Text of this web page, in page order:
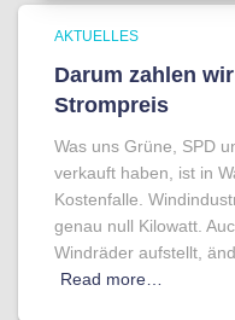
AKTUELLES
Darum zahlen
Strompreis
Was uns Grüne, SPD
verkauft haben, ist in
Kostenfalle.
genau null Kilowatt.
Windräder aufstellt,
Read more…